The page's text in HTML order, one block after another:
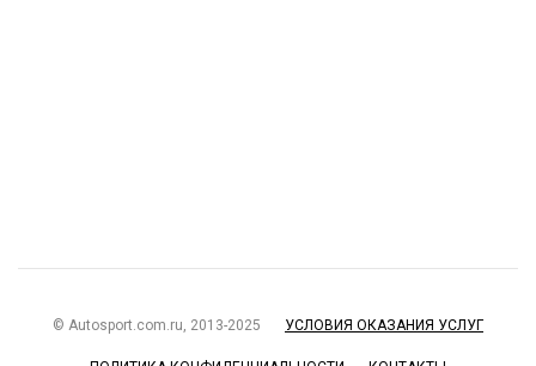
© Autosport.com.ru, 2013-2025 УСЛОВИЯ ОКАЗАНИЯ УСЛУГ